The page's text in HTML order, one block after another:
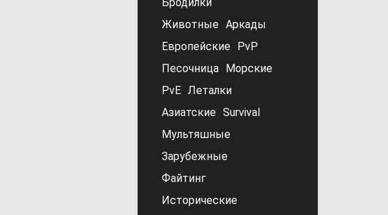
Животные Аркады
Европейские
PvP
Песочница
Морские
PvE Леталки
Азиатские Survival
Мультяшные
Зарубежные
Файтинг
Исторические